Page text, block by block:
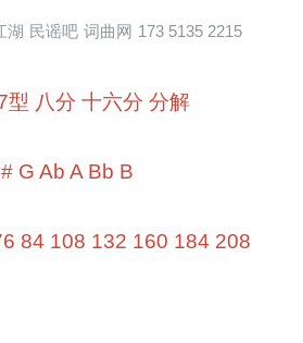
湖 民谣吧 词曲网 173 5135 2215
型 八分 十六分 分解
G Ab A Bb B
84 108 132 160 184 208